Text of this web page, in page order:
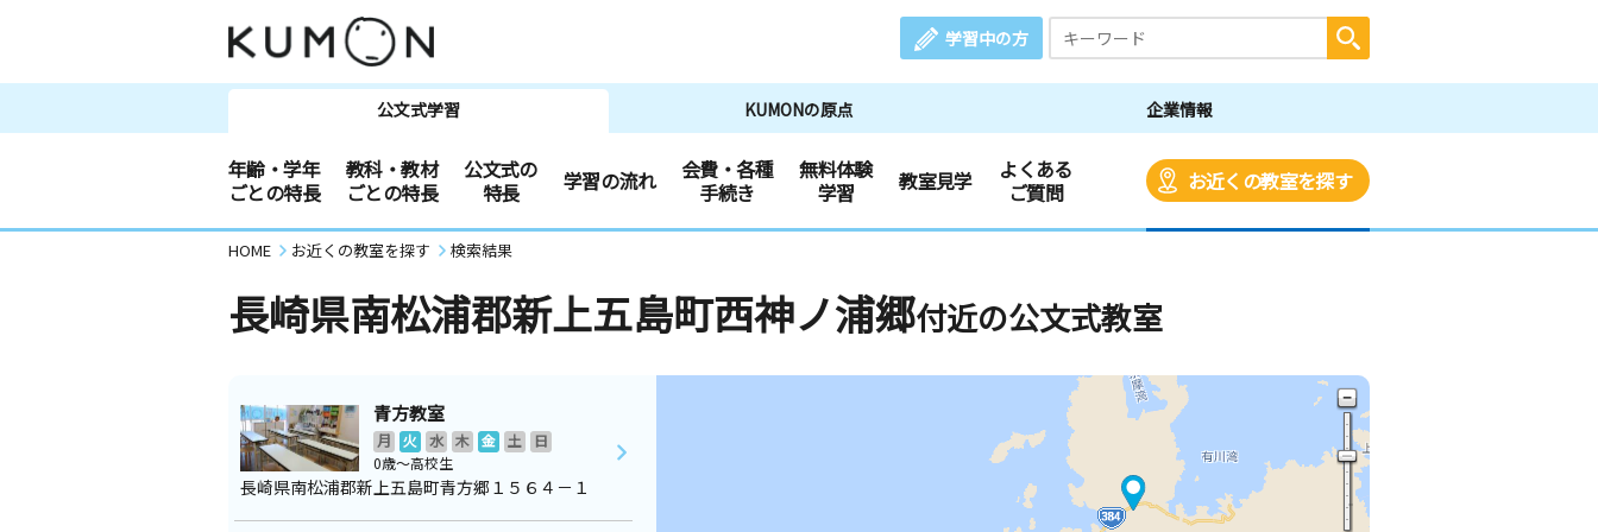
学習中の方
公文式学習 KUMONの原点 企業情報
年齢・学年
ごとの特長
教科・教材
ごとの特長
公文式の
特長
学習の流れ
会費・各種
手続き
無料体験
学習
教室見学
よくある
ご質問
お近くの教室を探す
HOME お近くの教室を探す 検索結果
長崎県南松浦郡新上五島町西神ノ浦郷付近の公文式教室
青方教室
月 火 水 木 金 土
日
0歳～高校生
長崎県南松浦郡新上五島町青方郷１５６４－１